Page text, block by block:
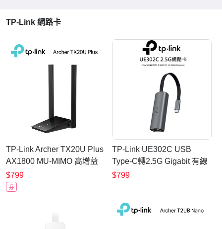
TP-Link 網路卡
TP-Link Archer TX20U Plus
AX1800 MU-MIMO 高增益
雙天線 雙頻WiFi6 USB3.0
無線網卡(Wi-Fi 6 無線網路
$799
券
TP-Link UE302C USB
Type-C轉2.5G Gigabit 有線
網路卡(可攜式/隨插即用)
$799